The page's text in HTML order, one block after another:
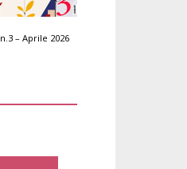
n.3 – Aprile 2026